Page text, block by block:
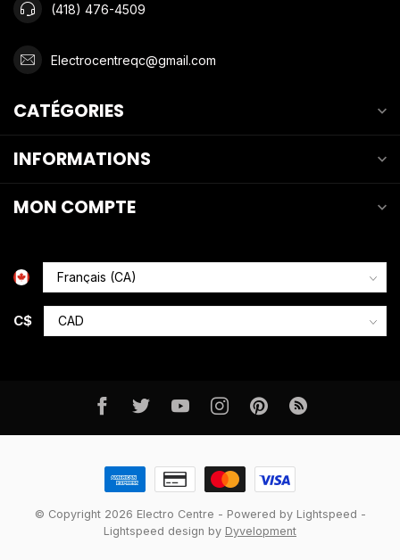
(418) 476-4509
Electrocentreqc@gmail.com
CATÉGORIES
INFORMATIONS
MON COMPTE
C$
© Copyright 2026 Electro Centre - Powered by Lightspeed -
Lightspeed design by Dyvelopment